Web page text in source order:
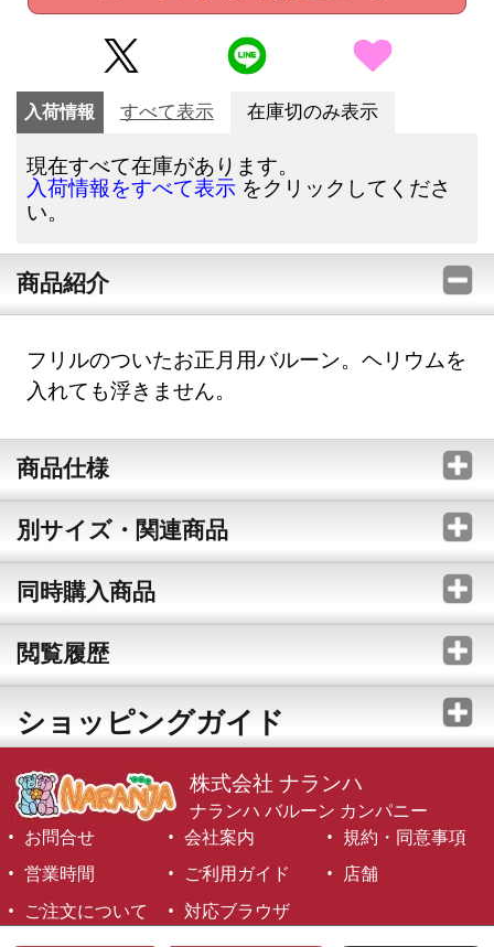
入荷情報 すべて表示 在庫切のみ表示
現在すべて在庫があります。
入荷情報をすべて表示 をクリックしてくださ
い。
商品紹介
フリルのついたお正月用バルーン。ヘリウムを
入れても浮きません。
商品仕様
別サイズ・関連商品
同時購入商品
閲覧履歴
ショッピングガイド
株式会社 ナランハ
ナランハ バルーン カンパニー
お問合せ
会社案内
規約・同意事項
営業時間
ご利用ガイド
店舗
ご注文について
対応ブラウザ